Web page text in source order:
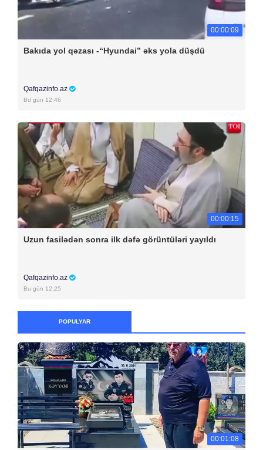
00:00:09
Bakıda yol qəzası -“Hyundai” əks yola düşdü
Qafqazinfo.az
Bu gün 12:46
00:00:15
Uzun fasilədən sonra ilk dəfə görüntüləri yayıldı
Qafqazinfo.az
Bu gün 12:25
POPULYAR
00:01:08